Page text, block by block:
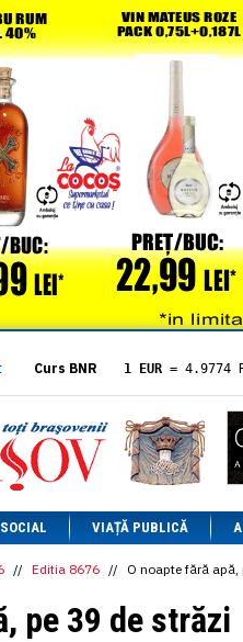
Curs BNR 1 EUR = 4.9774
= 5.8304
1 XAU= 464.4611
1 AED= 1.1933
1 AUD= 2.7957
1 BGN= 2.5449
1 CAD= 3.1559
1 CHF= 5.2813
1 CNY= 0.6015
1 DKK
= 0.6668
1 EGP= 0.0860
SOCIAL VIAȚĂ PUBLICĂ
// Editia 8676 // O noapte fără
pe 39 de străzi